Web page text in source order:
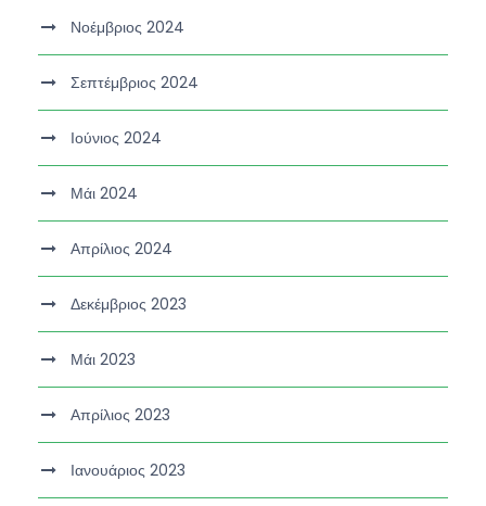
Νοέμβριος 2024
Σεπτέμβριος 2024
Ιούνιος 2024
Μάι 2024
Απρίλιος 2024
Δεκέμβριος 2023
Μάι 2023
Απρίλιος 2023
Ιανουάριος 2023